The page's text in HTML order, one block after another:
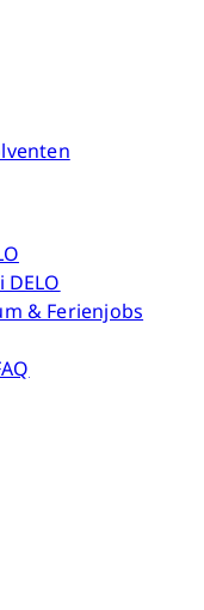
& Ferienjobs